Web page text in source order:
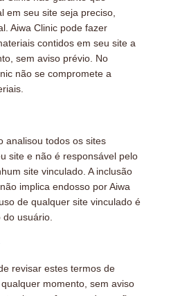
em seu site seja preciso,
Aiwa Clinic pode fazer
contidos em seu site a
sem aviso prévio. No
não se compromete a
analisou todos os sites
site e não é responsável pelo
site vinculado. A inclusão
implica endosso por Aiwa
de qualquer site vinculado é
usuário.
revisar estes termos de
momento, sem aviso